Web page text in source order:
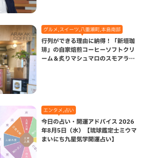
グルメ,スイーツ,八重瀬町,本島南部
行列ができる理由に納得！「新垣珈
琲」の自家焙煎コーヒーソフトクリ
ーム＆炙りマシュマロのスモアラテ
エンタメ,占い
今日の占い・開運アドバイス 2026
年8月5日（水）【琉球鑑定士ミウマ
まいにち九星気学開運占い】